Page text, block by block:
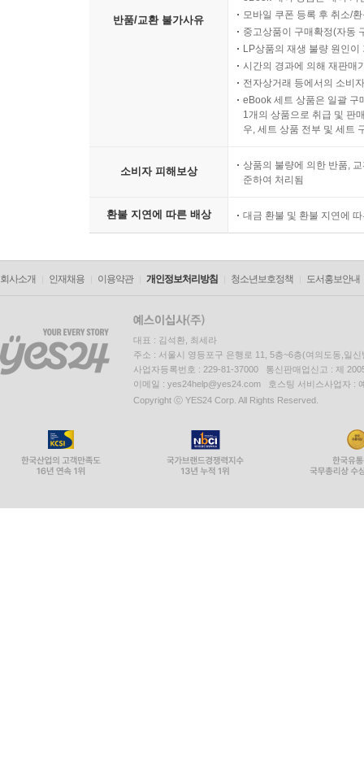
반품/교환 불가사유
모바일 쿠폰 등록 후 취소/
중고상품이 구매확정(자동
LP상품의 재생 불량 원인
시간의 경과에 의해 재판매
전자상거래 등에서의 소비
eBook 세트 상품은 일괄 구
1개의 상품으로 취급 및 판
우, 세트 상품 전부 및 세트
소비자 피해보상
상품의 불량에 의한 반품,
준하여 처리됨
환불 지연에 따른 배상 대금 환불 및 환불 지연에
회사소개 인재채용 이용약관 개인정보처리방침 청소년보호정책 도서홍보안내
대표 : 김석환, 최세라
주소 : 서울시 영등포구 은행로 11, 5층~6층(여의도동,일신
사업자등록번호 : 229-81-37000 통신판매업신고 : 제
이메일 : yes24help@yes24.com 호스팅 서비스사업자 :
Copyright ⓒ YES24 Corp. All Rights Reserved.